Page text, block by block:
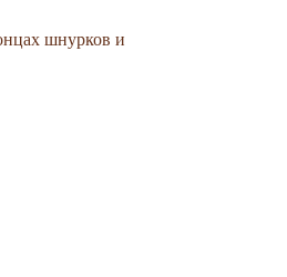
шнурков и